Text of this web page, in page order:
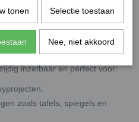
zorgt voor een subtiel
inzetbaar en perfect voor:
zoals tafels, spiegels en
tonen Selectie toestaan
Nee, niet akkoord